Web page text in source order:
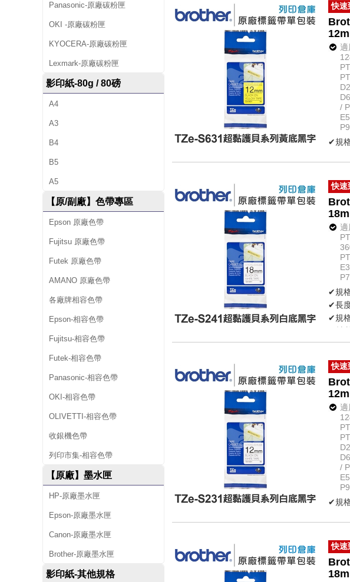
Panasonic-原廠碳粉匣
OKI -原廠碳粉匣
KYOCERA-原廠碳粉匣
Lexmark-原廠碳粉匣
影印紙-80g / 80磅
A4
A3
B4
B5
A5
【原/副廠】色帶專區
Epson 原廠色帶
Fujitsu 原廠色帶
Futek 原廠色帶
AMANO 原廠色帶
各廠牌相容色帶
Epson-相容色帶
Fujitsu-相容色帶
Futek-相容色帶
Panasonic-相容色帶
OKI-相容色帶
OLIVETTI-相容色帶
收銀機色帶
列印市集-相容色帶
【原廠】墨水匣
HP-原廠墨水匣
Epson-原廠墨水匣
Canon-原廠墨水匣
Brother-原廠墨水匣
影印紙-其他規格
快速
/
✔規
✔材
✔不
✔原
快速
✔規
✔長
✔規
✔不
快速
/
✔規
✔材
✔不
✔原
快速